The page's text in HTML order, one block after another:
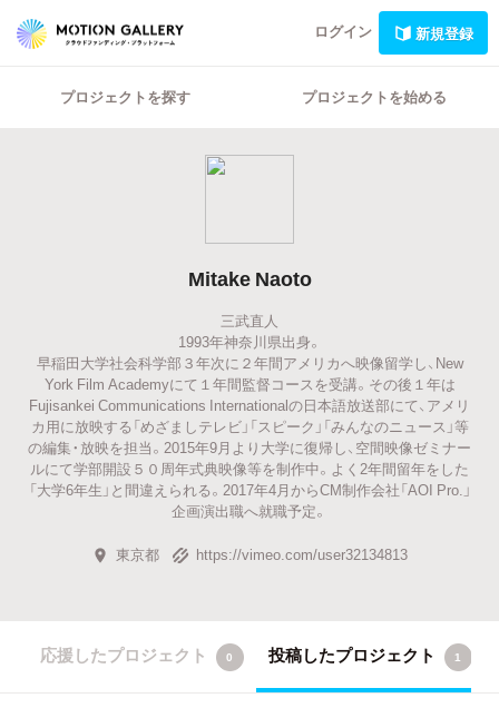
ログイン 新規登録
プロジェクトを探す プロジェクトを始める
Mitake Naoto
三武直人
1993年神奈川県出身。
早稲田大学社会科学部３年次に２年間アメリカへ映像留学し、New
York Film Academyにて１年間監督コースを受講。その後１年は
Fujisankei Communications Internationalの日本語放送部にて、アメリ
カ用に放映する「めざましテレビ」「スピーク」「みんなのニュース」等
の編集・放映を担当。2015年9月より大学に復帰し、空間映像ゼミナー
ルにて学部開設５０周年式典映像等を制作中。よく2年間留年をした
「大学6年生」と間違えられる。2017年4月からCM制作会社「AOI Pro.」
企画演出職へ就職予定。
東京都 https://vimeo.com/user32134813
応援したプロジェクト 0 投稿したプロジェクト 1